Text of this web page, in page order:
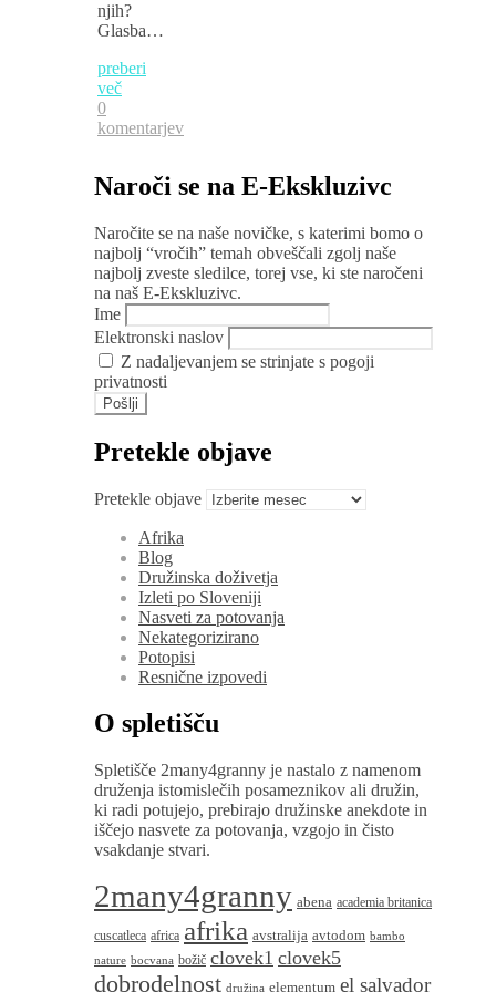
njih?
Glasba…
preberi
več
0
komentarjev
Naroči se na E-Ekskluzivc
Naročite se na naše novičke, s katerimi bomo o
najbolj “vročih” temah obveščali zgolj naše
najbolj zveste sledilce, torej vse, ki ste naročeni
na naš E-Ekskluzivc.
Ime
Elektronski naslov
Z nadaljevanjem se strinjate s pogoji
privatnosti
Pretekle objave
Pretekle objave
Afrika
Blog
Družinska doživetja
Izleti po Sloveniji
Nasveti za potovanja
Nekategorizirano
Potopisi
Resnične izpovedi
O spletišču
Spletišče 2many4granny je nastalo z namenom
druženja istomislečih posameznikov ali družin,
ki radi potujejo, prebirajo družinske anekdote in
iščejo nasvete za potovanja, vzgojo in čisto
vsakdanje stvari.
2many4granny abena academia britanica
cuscatleca africa afrika avstralija avtodom bambo
nature bocvana božič clovek1 clovek5
dobrodelnost družina elementum el salvador